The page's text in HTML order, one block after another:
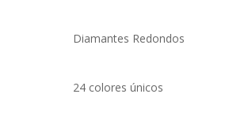
Diamantes Redondos
24 colores únicos